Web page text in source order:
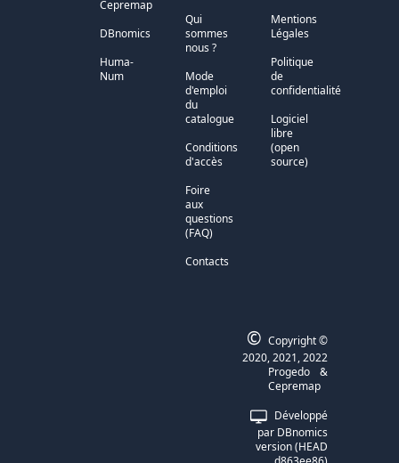
Cepremap
DBnomics
Huma-
Num
Qui
sommes
nous ?
Mode
d'emploi
du
catalogue
Conditions
d'accès
Foire
aux
questions
(FAQ)
Contacts
Mentions
Légales
Politique
de
confidentialité
Logiciel
libre
(open
source)
Développé
par DBnomics
version (HEAD
© Copyright ©
2020, 2021, 2022
Progedo
&
Cepremap